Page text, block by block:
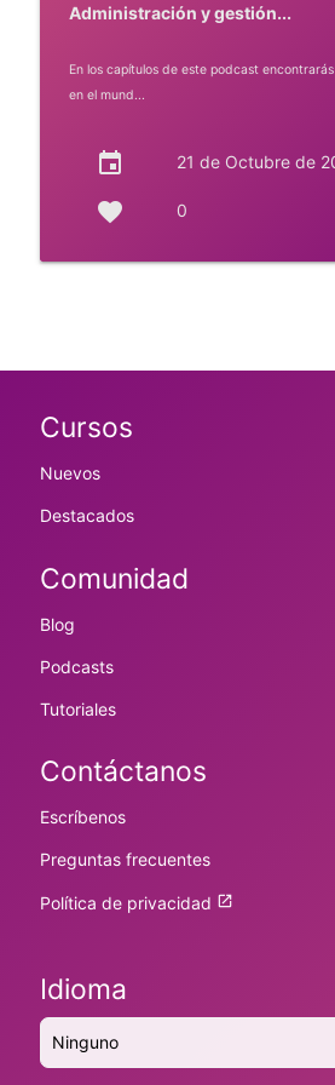
Administración y gestión...
En los capítulos de este podcast
en el mund...
event 21 de Octubre de
favorite 0
Cursos
Nuevos
Destacados
Comunidad
Blog
Podcasts
Tutoriales
Contáctanos
Escríbenos
Preguntas frecuentes
Política de privacidad
Idioma